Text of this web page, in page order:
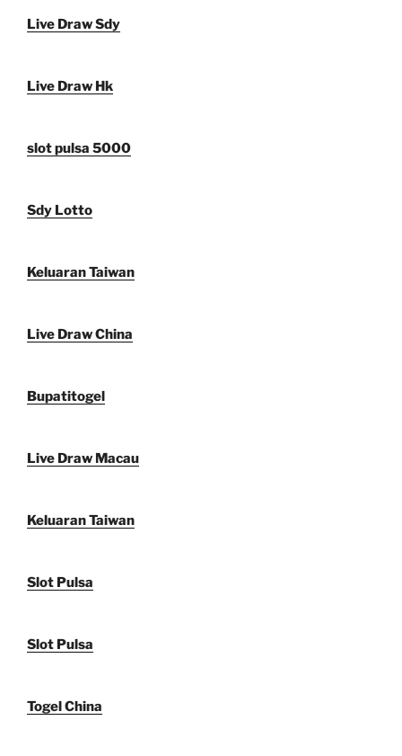
Live Draw Sdy
Live Draw Hk
slot pulsa 5000
Sdy Lotto
Keluaran Taiwan
Live Draw China
Bupatitogel
Live Draw Macau
Keluaran Taiwan
Slot Pulsa
Slot Pulsa
Togel China